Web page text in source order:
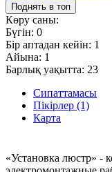
Поднять в топ
Көру саны:
Бүгін: 0
Бір аптадан кейін: 1
Айына: 1
Барлық уақытта: 23
Сипаттамасы
Пікірлер (1)
Карта
«Установка люстр» -